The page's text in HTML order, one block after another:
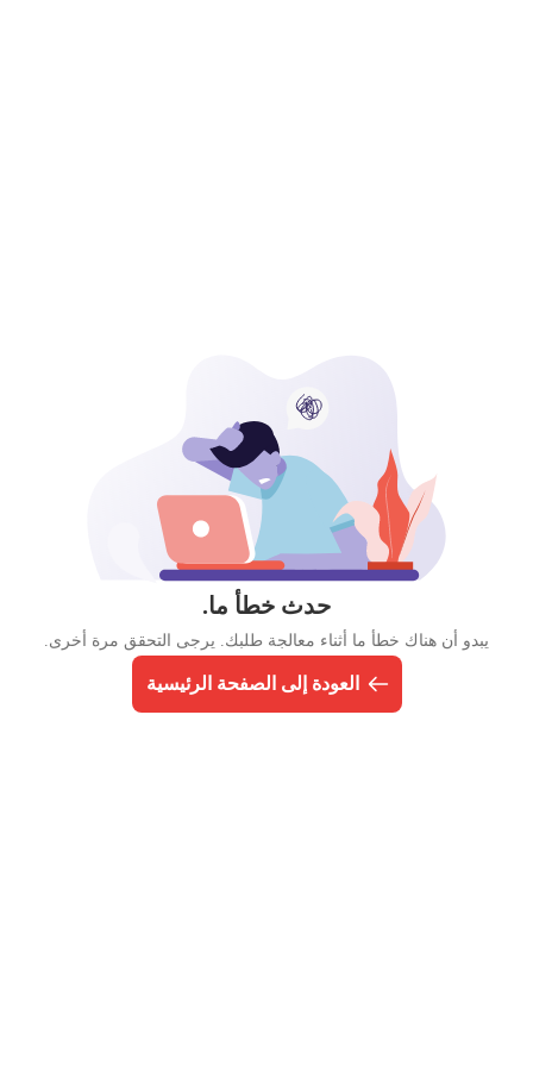
حدث خطأ ما.
يبدو أن هناك خطأ ما أثناء معالجة طلبك. يرجى التحقق مرة أخرى.
العودة إلى الصفحة الرئيسية